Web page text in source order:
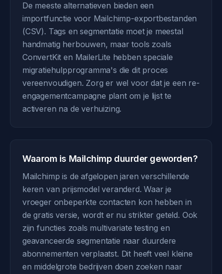
De meeste alternatieven bieden een
importfunctie voor Mailchimp-exportbestanden
(CSV). Tags en segmentatie moet je meestal
handmatig herbouwen, maar tools zoals
ConvertKit en MailerLite hebben speciale
migratiehulpprogramma's die dit proces
vereenvoudigen. Zorg er wel voor dat je een re-
engagementcampagne plant om je lijst te
activeren na de verhuizing.
Waarom is Mailchimp duurder geworden?
Mailchimp is de afgelopen jaren verschillende
keren van prijsmodel veranderd. Waar je
vroeger onbeperkte contacten kon hebben in
de gratis versie, wordt er nu strikter geteld. Ook
zijn functies zoals multivariate testing en
geavanceerde segmentatie naar duurdere
abonnementen verplaatst. Dit heeft veel kleine
en middelgrote bedrijven doen zoeken naar